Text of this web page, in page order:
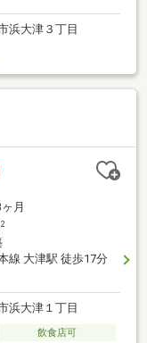
浜大津３丁目
ヶ月
2
線 大津駅 徒歩17分
浜大津１丁目
飲食店可